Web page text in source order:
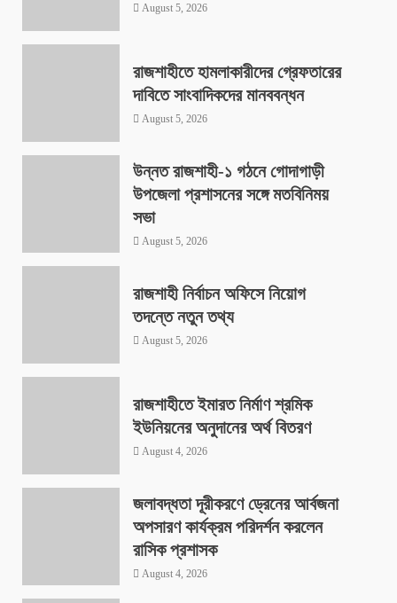
August 5, 2026
রাজশাহীতে হামলাকারীদের গ্রেফতারের
দাবিতে সাংবাদিকদের মানববন্ধন
August 5, 2026
উন্নত রাজশাহী-১ গঠনে গোদাগাড়ী
উপজেলা প্রশাসনের সঙ্গে মতবিনিময়
সভা
August 5, 2026
রাজশাহী নির্বাচন অফিসে নিয়োগ
তদন্তে নতুন তথ্য
August 5, 2026
রাজশাহীতে ইমারত নির্মাণ শ্রমিক
ইউনিয়নের অনুদানের অর্থ বিতরণ
August 4, 2026
জলাবদ্ধতা দূরীকরণে ড্রেনের আর্বজনা
অপসারণ কার্যক্রম পরিদর্শন করলেন
রাসিক প্রশাসক
August 4, 2026